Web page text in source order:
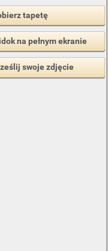
tapetę
na pełnym ekranie
swoje zdjęcie